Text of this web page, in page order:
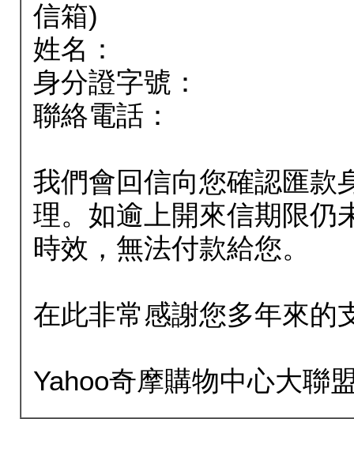
信箱)
姓名：
身分證字號：
聯絡電話：
我們會回信向您確認匯款
理。如逾上開來信期限仍
時效，無法付款給您。
在此非常感謝您多年來的
Yahoo奇摩購物中心大